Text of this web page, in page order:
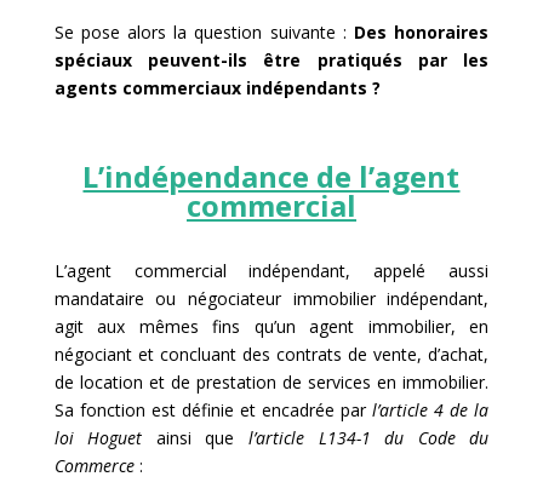
Se pose alors la question suivante : Des honoraires
spéciaux peuvent-ils être pratiqués par les
agents commerciaux indépendants ?
L’indépendance de l’agent
commercial
L’agent commercial indépendant, appelé aussi
mandataire ou négociateur immobilier indépendant,
agit aux mêmes fins qu’un agent immobilier, en
négociant et concluant des contrats de vente, d’achat,
de location et de prestation de services en immobilier.
Sa fonction est définie et encadrée parl’article 4 de la
loi Hoguet ainsi que l’article L134-1 du Code du
Commerce: